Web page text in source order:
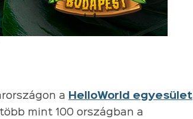
a HelloWorld egyesület
mint 100 országban a